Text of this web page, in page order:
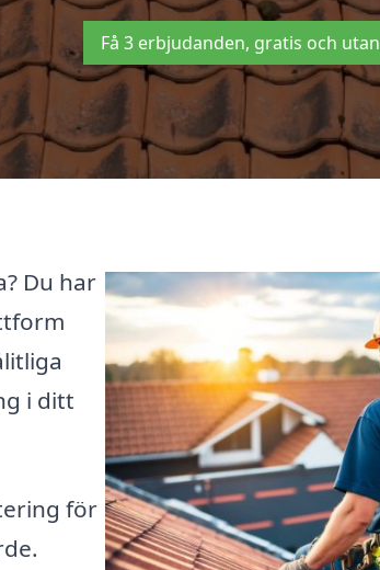
Få 3 erbjudanden, gratis och
Du har
i ditt
för